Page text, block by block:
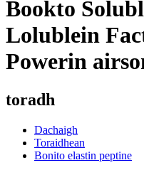
Bookto
Lolublein
Powerin
toradh
Dachaigh
Toraidhean
Bonito elastin peptine